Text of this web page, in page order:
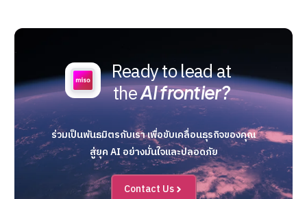
Ready to lead at
theAI frontier?
ร่วมเป็นพันธมิตรกับเรา เพื่อขับเคลื่อนธุรกิจของคุณ
สู่ยุค AI อย่างมั่นใจและปลอดภัย
Contact Us